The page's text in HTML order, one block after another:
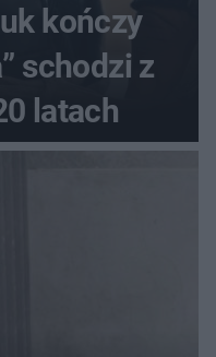
kończy
schodzi z
latach